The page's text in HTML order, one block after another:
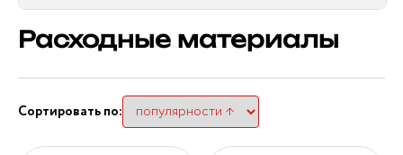
Расходные материалы
Сортировать по: